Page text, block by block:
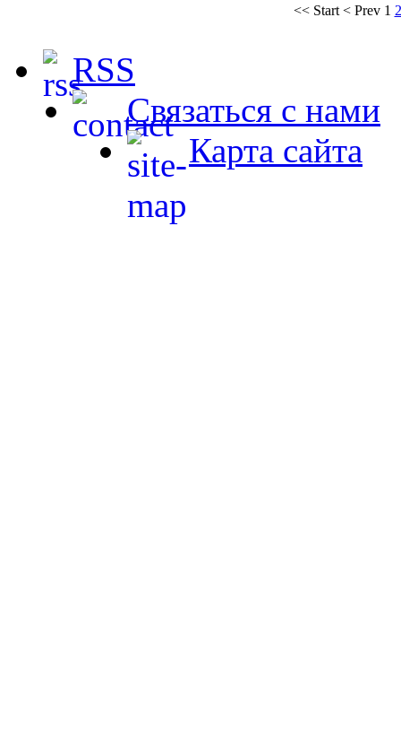
<< Start< Prev 1 2
RSS
Связаться с нами
Карта сайта